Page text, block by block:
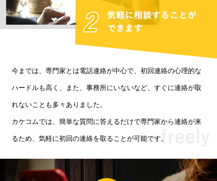
今までは、専門家とは電話連絡が中心で、初回連絡の心理的な
ハードルも高く、また、事務所にいないなど、すぐに連絡が取
れないことも多々ありました。
カケコムでは、簡単な質問に答えるだけで専門家から連絡が来
るため、気軽に初回の連絡を取ることが可能です。